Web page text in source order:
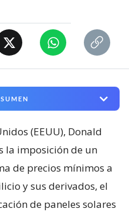
(EEUU), Donald
la imposición de un
de precios mínimos a
y sus derivados, el
de paneles solares